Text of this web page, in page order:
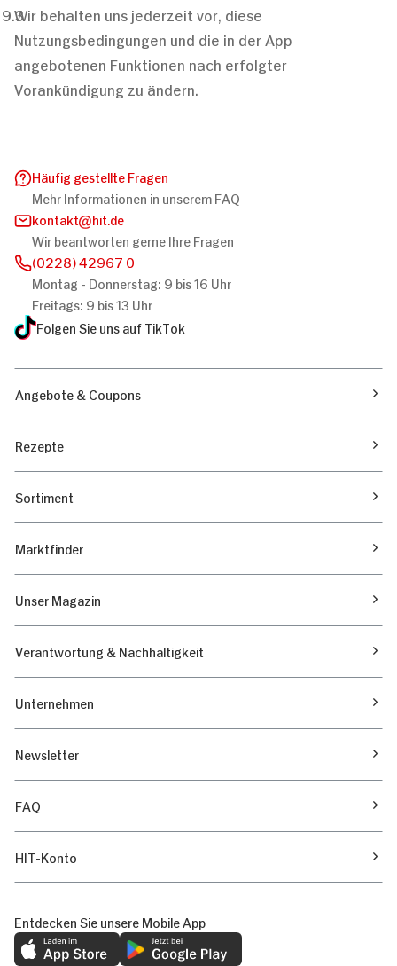
Wir behalten uns jederzeit vor, diese
Nutzungsbedingungen und die in der App
angebotenen Funktionen nach erfolgter
Vorankündigung zu ändern.
Häufig gestellte Fragen
Mehr Informationen in unserem FAQ
kontakt
hit.de
Wir beantworten gerne Ihre Fragen
(0228) 42967 0
Montag - Donnerstag: 9 bis 16 Uhr
Freitags: 9 bis 13 Uhr
Folgen Sie uns auf TikTok
Angebote & Coupons
Rezepte
Sortiment
Marktfinder
Unser Magazin
Verantwortung & Nachhaltigkeit
Unternehmen
Newsletter
FAQ
HIT-Konto
Entdecken Sie unsere Mobile App